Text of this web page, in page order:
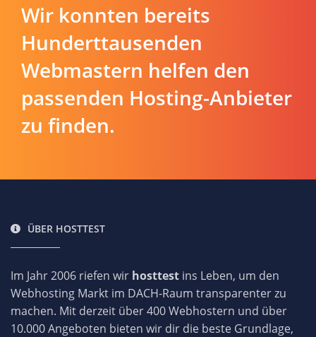
Wir konnten bereits
Hunderttausenden
Webmastern helfen den
passenden Hosting-Anbieter
zu finden.
ÜBER HOSTTEST
Im Jahr 2006 riefen wir hosttest ins Leben, um den
Webhosting Markt im DACH-Raum transparenter zu
machen. Mit derzeit über 400 Webhostern und über
10.000 Angeboten bieten wir dir die beste Grundlage,